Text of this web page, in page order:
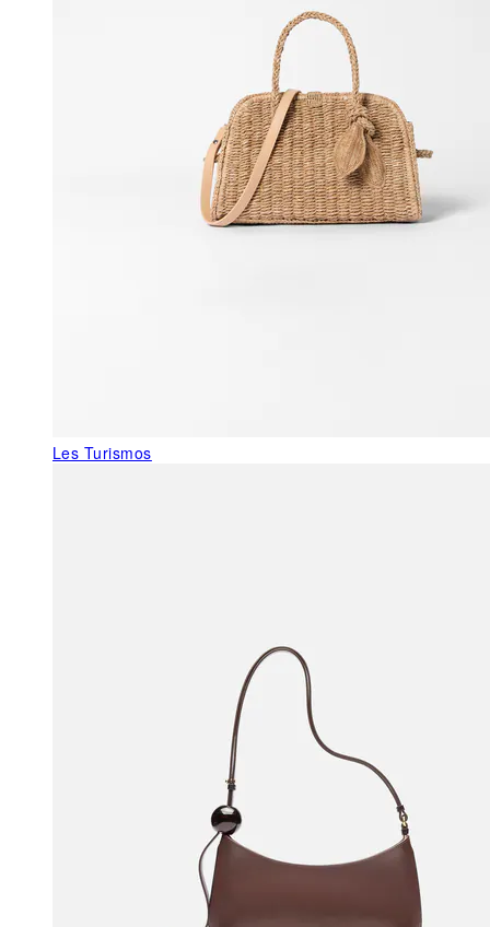
Les Turismos